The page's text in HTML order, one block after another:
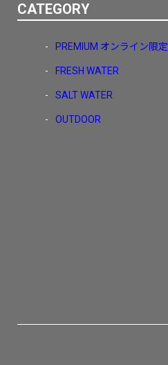
CATEGORY
PREMIUM オンライン限定
FRESH WATER
SALT WATER
OUTDOOR